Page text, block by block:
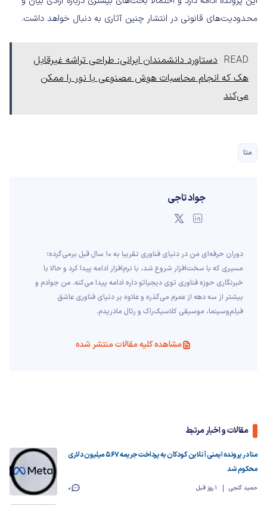
محدودیت‌های قانونی در انتشار چنین آثاری به دنبال خواهد داشت.
READ دستاورد دانشمندان ایرانی: طراحی تراشه‌ غیرقابل
هک که انجام محاسبات هوش مصنوعی با نور را ممکن
می‌کند
متا
جواد تاجی
دوران حرفه‌ای من در دنیای فناوری تقریبا به ۱۰ سال قبل برمی‌گرده؛
مسیری که با سخت‌افزار شروع شد، با نرم‌افزار ادامه پیدا کرد و حالا با
خبرنگاری حوزه فناوری توی دیجیاتو داره ادامه پیدا می‌کنه. من جوادم و
بیشتر از سه دهه از عمرم می‌گذره و علاوه بر دنیای فناوری عاشق
فیلم‌و‌سینما، موسیقی کلاسیک‌راک و رئال مادریدم.
مشاهده کلیه مقالات منتشر شده
مقالات و اخبار مرتبط
متا در پرونده ایمنی آنلاین کودکان به پرداخت جریمه ۵۶۷ میلیون دلاری
محکوم شد
حمید گنجی 1 روز قبل 0